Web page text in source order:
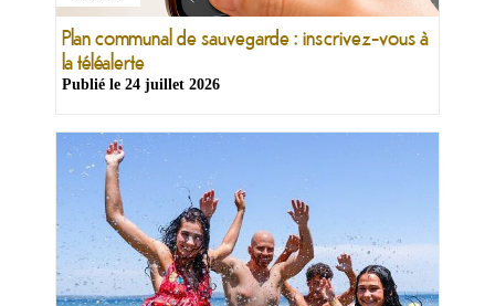
Plan communal de sauvegarde : inscrivez-vous à
la téléalerte
Publié le 24 juillet 2026